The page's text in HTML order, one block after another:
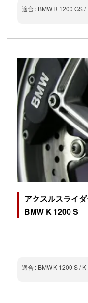
適合 : BMW R 1200 GS
アクスルスライ
BMW K 1200 S
適合 : BMW K 1200 S /